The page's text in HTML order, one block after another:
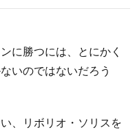
に勝つには、とにかく
いのではないだろう
、リボリオ・ソリスを